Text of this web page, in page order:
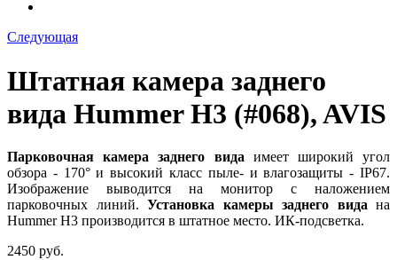
Следующая
Штатная камера заднего
вида Hummer H3 (#068), AVIS
Парковочная камера заднего вида имеет широкий угол
обзора - 170° и высокий класс пыле- и влагозащиты - IP67.
Изображение выводится на монитор с наложением
парковочных линий. Установка камеры заднего вида на
Hummer H3 производится в штатное место. ИК-подсветка.
2450 руб.